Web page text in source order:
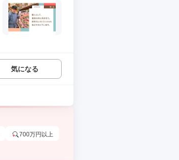
気になる
700万円以上